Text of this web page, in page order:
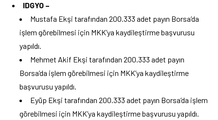
IDGYO –
Mustafa Ekşi tarafından 200.333 adet payın Borsa’da
işlem görebilmesi için MKK’ya kaydileştirme başvurusu
yapıldı.
Mehmet Akif Ekşi tarafından 200.333 adet payın
Borsa’da işlem görebilmesi için MKK’ya kaydileştirme
başvurusu yapıldı.
Eyüp Ekşi tarafından 200.333 adet payın Borsa’da işlem
görebilmesi için MKK’ya kaydileştirme başvurusu yapıldı.